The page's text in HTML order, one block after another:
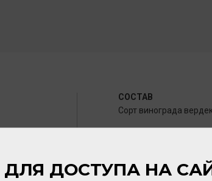
СОСТАВ
Сорт винограда
Соломенно-желтый с
ДЛЯ ДОСТУПА НА